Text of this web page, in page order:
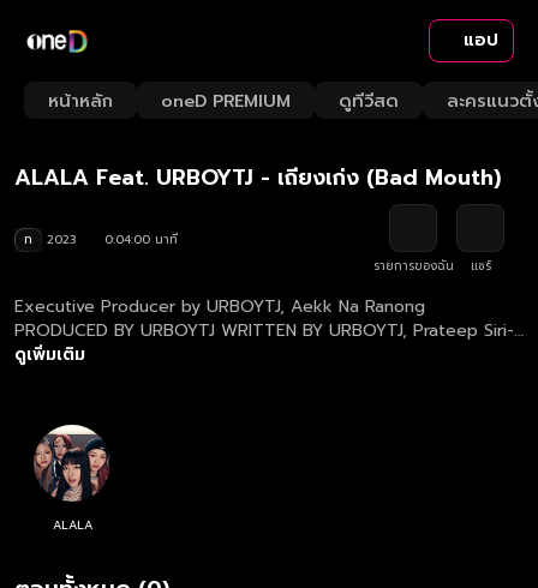
แอป
หน้าหลัก oneD PREMIUM ดูทีวีสด ละครแนวตั้
Loaded:
24.72%
Rate
ALALA Feat. URBOYTJ - เถียงเก่ง (Bad Mouth)
ท 2023
0:04:00 นาที
รายการของฉัน
แชร์
Executive Producer by URBOYTJ, Aekk Na Ranong
PRODUCED BY URBOYTJ WRITTEN BY URBOYTJ, Prateep Siri-
Issranan, Thanee Wongniwatkajorn COMPOSED BY Prateep
MASTERED BY HENRY WATKINS Directed by Au Tammarat
#เถียงเก่ง #ALALA #ALALAWhiteFox #WhiteFoxGMM ติดตาม
ความเคลื่อนไหวของ ALALA เพิ่มเติมได้ที่ ALALA Official Instagram
: http://www.instagram.com/alala.whitefox ALALA Official
Facebook : http://www.facebook.com/alala.whitefox ALALA
ALALA Official TikTok :
ดูเพิ่มเติม
ALALA